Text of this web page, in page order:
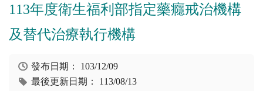
113年度衛生福利部指定藥癮戒治機構
及替代治療執行機構
發布日期： 103/12/09
最後更新日期： 113/08/13